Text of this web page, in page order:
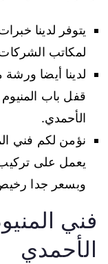
يتوفر لدينا
لمكاتب
لدينا أيضا
قفل باب
الأحمدي.
نؤمن لكم فني
يعمل على تركيب
وبسعر جدا
فني
الأحمدي